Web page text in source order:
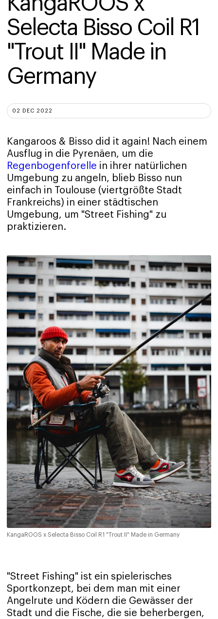
Selecta Bisso Coil R1
"Trout II" Made in
Germany
02 DEC 2022
Kangaroos & Bisso did it again! Nach einem
Ausflug in die Pyrenäen, um die
Regenbogenforelle in ihrer natürlichen
Umgebung zu angeln, blieb Bisso nun
einfach in Toulouse (viertgrößte Stadt
Frankreichs) in einer städtischen
Umgebung, um "Street Fishing" zu
praktizieren.
KangaROOS x Selecta Bisso Coil R1 "Trout II" Made in Germany
"Street Fishing" ist ein spielerisches
Sportkonzept, bei dem man mit einer
Angelrute und Ködern die Gewässer der
Stadt und die Fische, die sie beherbergen,